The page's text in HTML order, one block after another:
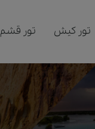
تور کیش تور قشم